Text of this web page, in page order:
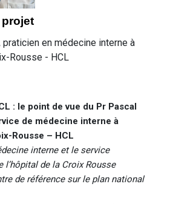
projet
praticien en médecine interne à
Rousse - HCL
: le point de vue du Pr Pascal
de médecine interne à
Rousse – HCL
interne et le service
l’hôpital de la Croix Rousse
de référence sur le plan national